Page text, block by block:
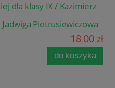
dla klasy IX / Kazimierz
Pietrusiewiczowa
18,00 zł
do koszyka